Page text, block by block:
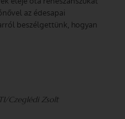
Czeglédi Zsolt